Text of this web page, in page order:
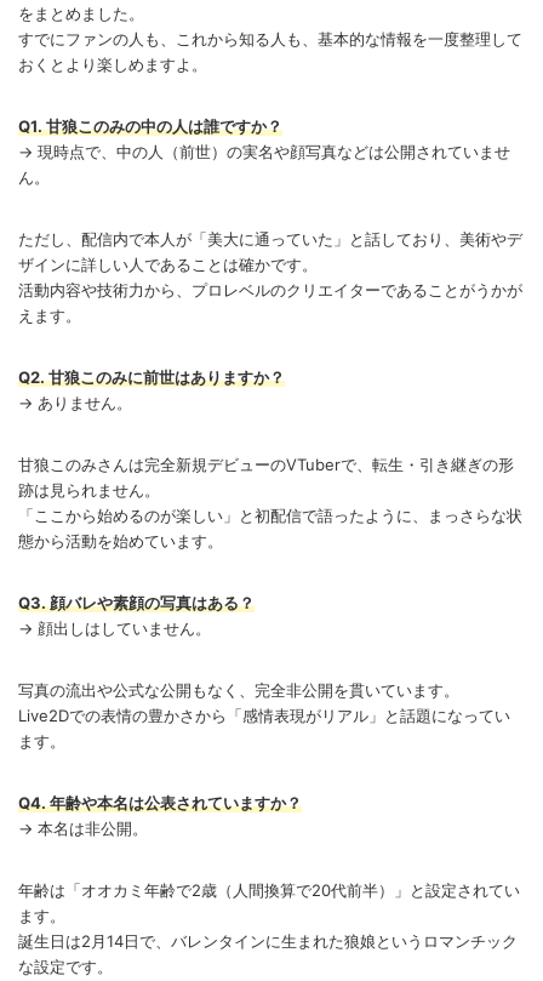
をまとめました。
すでにファンの人も、これから知る人も、基本的な情報を一度整理して
おくとより楽しめますよ。
Q1. 甘狼このみの中の人は誰ですか？
→ 現時点で、中の人（前世）の実名や顔写真などは公開されていませ
ん。
ただし、配信内で本人が「美大に通っていた」と話しており、美術やデ
ザインに詳しい人であることは確かです。
活動内容や技術力から、プロレベルのクリエイターであることがうかが
えます。
Q2. 甘狼このみに前世はありますか？
→ ありません。
甘狼このみさんは完全新規デビューのVTuberで、転生・引き継ぎの形
跡は見られません。
「ここから始めるのが楽しい」と初配信で語ったように、まっさらな状
態から活動を始めています。
Q3. 顔バレや素顔の写真はある？
→ 顔出しはしていません。
写真の流出や公式な公開もなく、完全非公開を貫いています。
Live2Dでの表情の豊かさから「感情表現がリアル」と話題になってい
ます。
Q4. 年齢や本名は公表されていますか？
→ 本名は非公開。
年齢は「オオカミ年齢で2歳（人間換算で20代前半）」と設定されてい
ます。
誕生日は2月14日で、バレンタインに生まれた狼娘というロマンチック
な設定です。